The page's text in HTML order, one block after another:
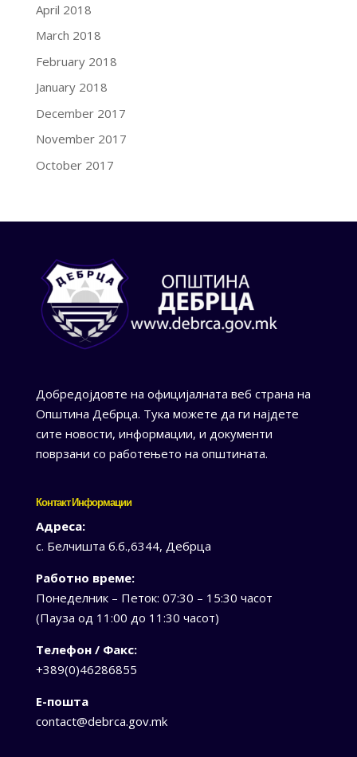
April 2018
March 2018
February 2018
January 2018
December 2017
November 2017
October 2017
Добредојдовте на официјалната веб страна на
Општина Дебрца. Тука можете да ги најдете
сите новости, информации, и документи
поврзани со работењето на општината.
Контакт Информации
Адреса:
с. Белчишта б.б.,6344, Дебрца
Работно време:
Понеделник – Петок: 07:30 – 15:30 часот
(Пауза од 11:00 до 11:30 часот)
Телефон / Факс:
+389(0)46286855
Е-пошта
contact@debrca.gov.mk